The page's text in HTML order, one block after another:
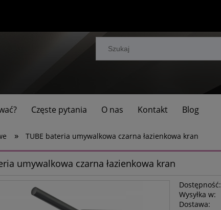
Częste pytania O nas Kontakt Blog
» TUBE bateria umywalkowa czarna łazienkowa kran
umywalkowa czarna łazienkowa kran
Dostępność:
Wysyłka w:
Dostawa: